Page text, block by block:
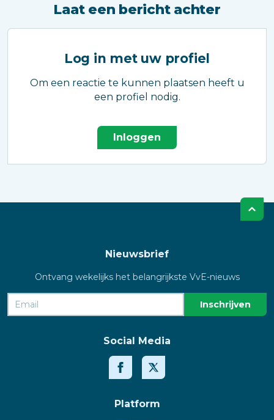
Laat een bericht achter
Log in met uw profiel
Om een reactie te kunnen plaatsen heeft u
een profiel nodig.
Inloggen
Nieuwsbrief
Ontvang wekelijks het belangrijkste VvE-nieuws
Social Media
Platform